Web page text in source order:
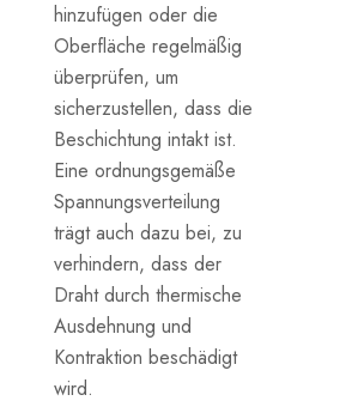
hinzufügen oder die
Oberfläche regelmäßig
überprüfen, um
sicherzustellen, dass die
Beschichtung intakt ist.
Eine ordnungsgemäße
Spannungsverteilung
trägt auch dazu bei, zu
verhindern, dass der
Draht durch thermische
Ausdehnung und
Kontraktion beschädigt
wird.